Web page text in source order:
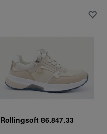
Rollingsoft 86.847.33